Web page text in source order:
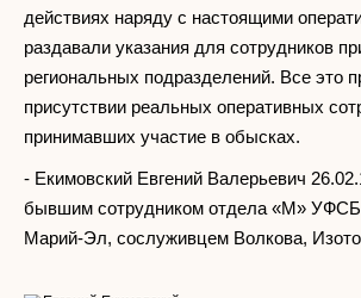
действиях наряду с настоящими
раздавали указания для сотрудников
региональных подразделений. Все это
присутствии реальных оперативных
принимавших участие в обысках.
- Екимовский Евгений Валерьевич
бывшим сотрудником отдела «М» УФСБ
Марий-Эл, сослуживцем Волкова,